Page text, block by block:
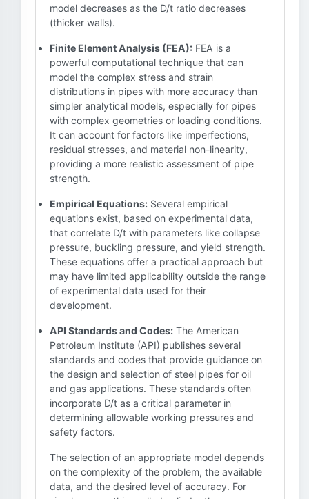
model decreases as the D/t ratio decreases
(thicker walls).
Finite Element Analysis (FEA): FEA is a
powerful computational technique that can
model the complex stress and strain
distributions in pipes with more accuracy than
simpler analytical models, especially for pipes
with complex geometries or loading conditions.
It can account for factors like imperfections,
residual stresses, and material non-linearity,
providing a more realistic assessment of pipe
strength.
Empirical Equations: Several empirical
equations exist, based on experimental data,
that correlate D/t with parameters like collapse
pressure, buckling pressure, and yield strength.
These equations offer a practical approach but
may have limited applicability outside the range
of experimental data used for their
development.
API Standards and Codes: The American
Petroleum Institute (API) publishes several
standards and codes that provide guidance on
the design and selection of steel pipes for oil
and gas applications. These standards often
incorporate D/t as a critical parameter in
determining allowable working pressures and
safety factors.
The selection of an appropriate model depends
on the complexity of the problem, the available
data, and the desired level of accuracy. For